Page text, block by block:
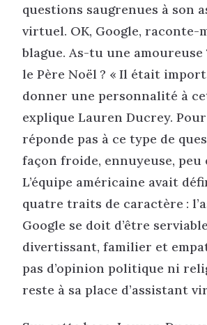
questions saugrenues à son
virtuel. OK, Google, raconte-
blague. As-tu une
le Père Noël ? « Il était
donner une personnalité à
explique Lauren Ducrey. Pour
réponde pas à ce type de
façon froide, ennuyeuse, peu
L’équipe américaine avait
quatre traits de caractère :
Google se doit d’être
divertissant, familier et
pas d’opinion politique ni
reste à sa place d’assistant